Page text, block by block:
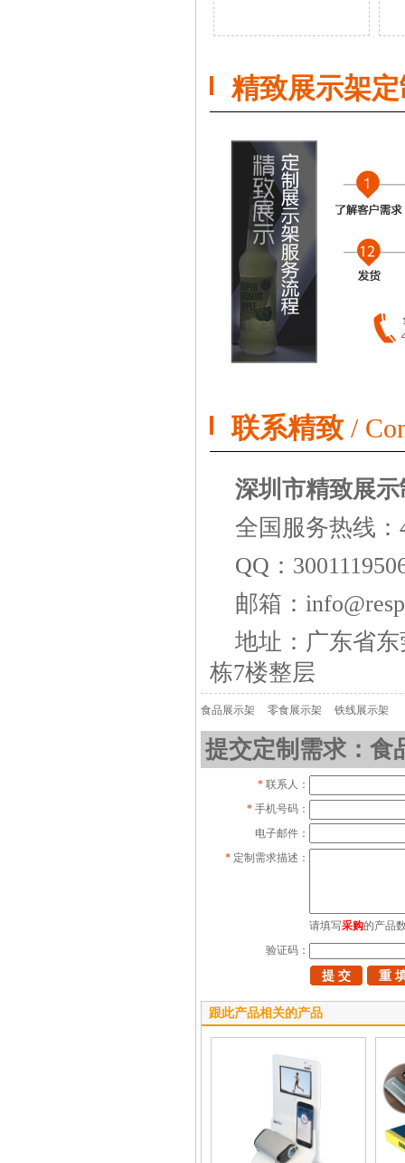
精致展示架
联系精致 /
深圳市精致展
全国服务热线：
QQ：
邮箱：
地址：广东省
栋7楼整层
食品展示架 零食展示架 铁线展示架
提交定制需求：食
* 联系人：
* 手机号码：
电子邮件：
* 定制需求描述：
请填写采购的产品
验证码：
跟此产品相关的产品